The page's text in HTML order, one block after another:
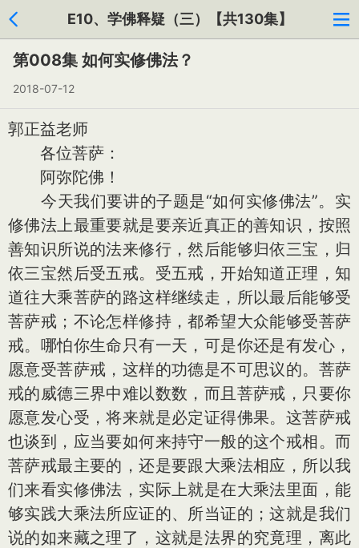
E10、学佛释疑（三）【共130集】
第008集 如何实修佛法？
2018-07-12
郭正益老师
各位菩萨：
阿弥陀佛！
今天我们要讲的子题是“如何实修佛法”。实
修佛法上最重要就是要亲近真正的善知识，按照
善知识所说的法来修行，然后能够归依三宝，归
依三宝然后受五戒。受五戒，开始知道正理，知
道往大乘菩萨的路这样继续走，所以最后能够受
菩萨戒；不论怎样修持，都希望大众能够受菩萨
戒。哪怕你生命只有一天，可是你还是有发心，
愿意受菩萨戒，这样的功德是不可思议的。菩萨
戒的威德三界中难以数数，而且菩萨戒，只要你
愿意发心受，将来就是必定证得佛果。这菩萨戒
也谈到，应当要如何来持守一般的这个戒相。而
菩萨戒最主要的，还是要跟大乘法相应，所以我
们来看实修佛法，实际上就是在大乘法里面，能
够实践大乘法所应证的、所当证的；这就是我们
说的如来藏之理了，这就是法界的究竟理，离此